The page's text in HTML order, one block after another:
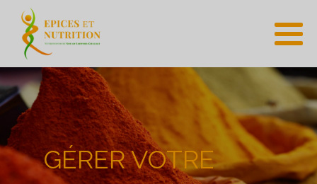
GÉRER VOTRE